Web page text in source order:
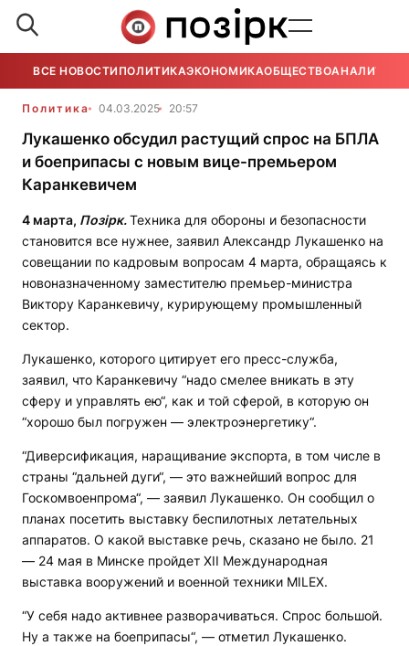
ВСЕ НОВОСТИ ПОЛИТИКАЭКОНОМИКАОБЩЕСТВОАНАЛИТИКА
Политика 04.03.2025 20:57
Лукашенко обсудил растущий спрос на БПЛА
и боеприпасы с новым вице-премьером
Каранкевичем
4 марта, Позірк.Техника для обороны и безопасности
становится все нужнее, заявил Александр Лукашенко на
совещании по кадровым вопросам 4 марта, обращаясь к
новоназначенному заместителю премьер-министра
Виктору Каранкевичу, курирующему промышленный
сектор.
Лукашенко, которого цитирует его пресс-служба,
заявил, что Каранкевичу “надо смелее вникать в эту
сферу и управлять ею“, как и той сферой, в которую он
“хорошо был погружен — электроэнергетику“.
“Диверсификация, наращивание экспорта, в том числе в
страны “дальней дуги“, — это важнейший вопрос для
Госкомвоенпрома“, — заявил Лукашенко. Он сообщил о
планах посетить выставку беспилотных летательных
аппаратов. О какой выставке речь, сказано не было. 21
— 24 мая в Минске пройдет XII Международная
выставка вооружений и военной техники MILEX.
“У себя надо активнее разворачиваться. Спрос большой.
Ну а также на боеприпасы“, — отметил Лукашенко.